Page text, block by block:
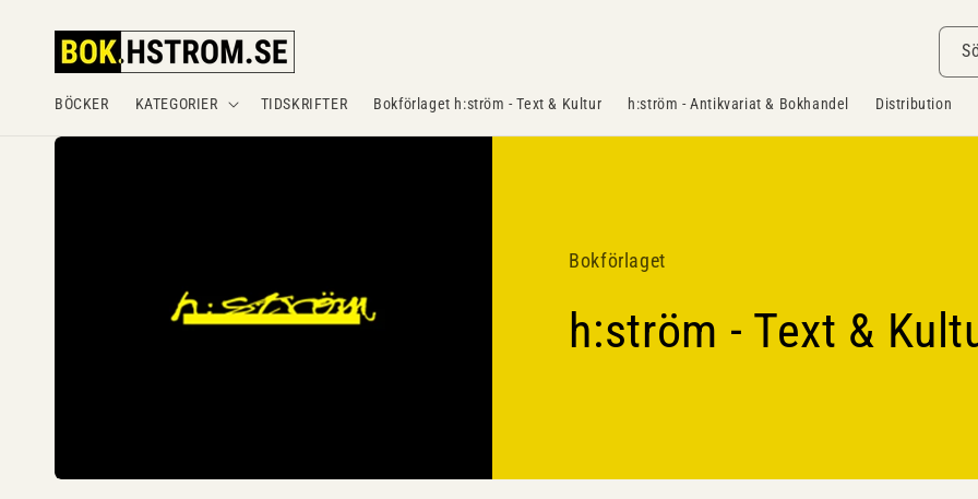
innehåll
BÖCKER KATEGORIER TIDSKRIFTER Bokförlaget h:ström - Text & Kultur h:ström - Antikvariat & Bokhandel Distribution
Bokförlaget
h:ström - Text &